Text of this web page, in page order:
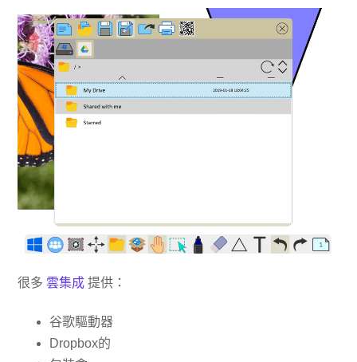
很多雲集成 提供：
谷歌驅動器
Dropbox的